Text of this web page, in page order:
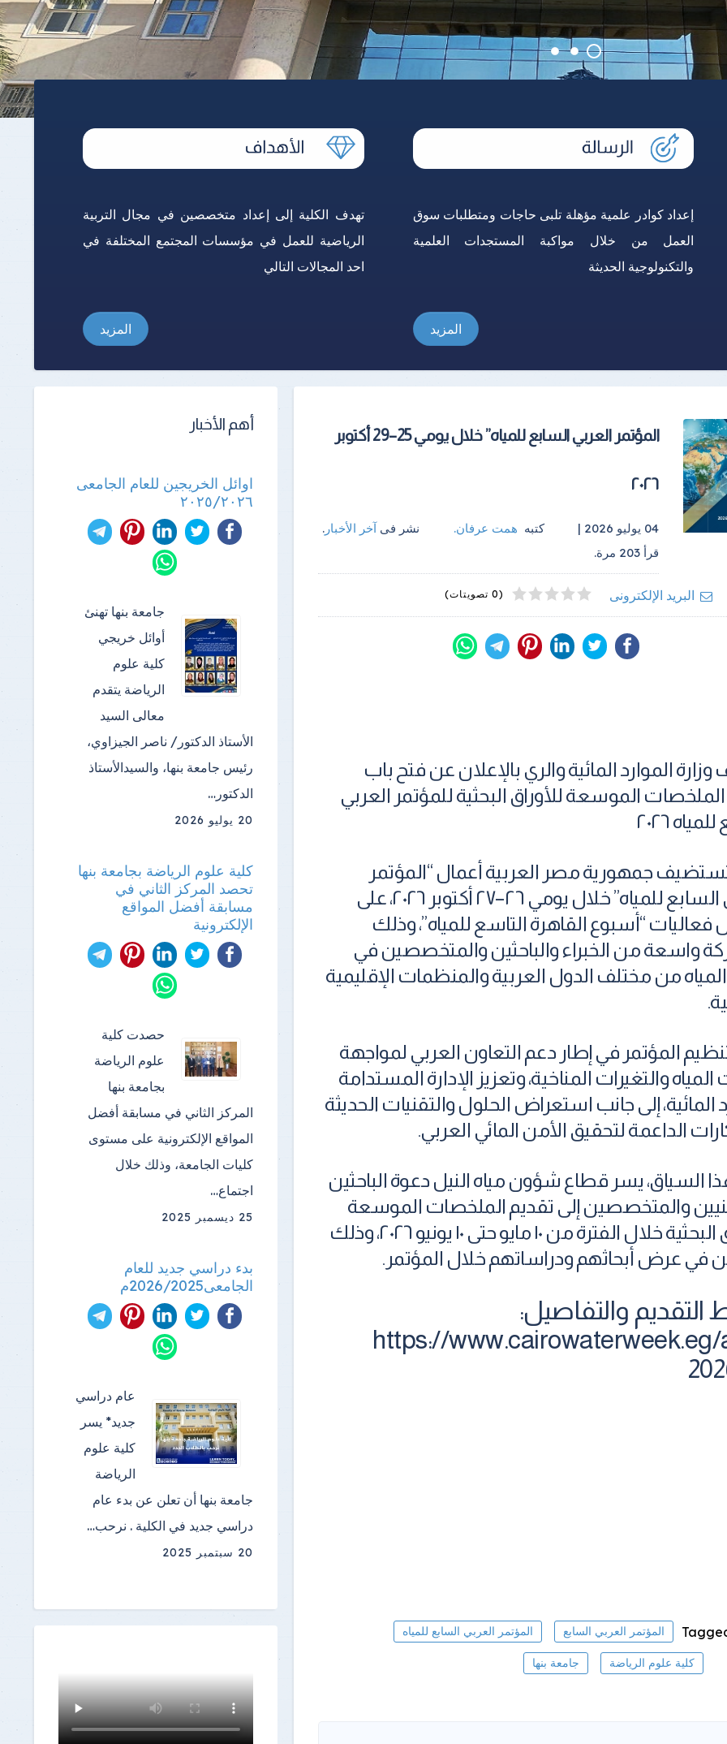
إعداد كوادر علمية مؤهلة تلبى حاجات ومتطلبات سوق
العمل من خلال مواكبة المستجدات العلمية
والتكنولوجية الحديثة
المزيد
تهدف الكلية إلى إعداد متخصصين في مجال التربية
الرياضية للعمل في مؤسسات المجتمع المختلفة في
احد المجالات التالي
المزيد
المؤتمر العربي السابع للمياه” خلال يومي 25–29 أكتوبر
٢٠٢٦
04 يوليو 2026 | كتبه همت عرفان. نشر فىآخر الأخبار .
قرأ 203 مرة.
البريد الإلكترونى 1
2
3
4
5 (0 تصويتات)
الموارد المائية والري بالإعلان عن فتح باب
الموسعة للأوراق البحثية للمؤتمر العربي
٢٠٢٦
جمهورية مصر العربية أعمال “المؤتمر
العربي السابع للمياه” خلال يومي ٢٦–٢٧ أكتوبر ٢٠٢٦، على
“أسبوع القاهرة التاسع للمياه”، وذلك
واسعة من الخبراء والباحثين والمتخصصين في
من مختلف الدول العربية والمنظمات الإقليمية
المؤتمر في إطار دعم التعاون العربي لمواجهة
المياه والتغيرات المناخية، وتعزيز الإدارة المستدامة
المائية، إلى جانب استعراض الحلول والتقنيات الحديثة
الداعمة لتحقيق الأمن المائي العربي.
السياق، يسر قطاع شؤون مياه النيل دعوة الباحثين
والمتخصصين إلى تقديم الملخصات الموسعة
للأوراق البحثية خلال الفترة من ١٠ مايو حتى ١٠ يونيو ٢٠٢٦، وذلك
في عرض أبحاثهم ودراساتهم خلال المؤتمر.
التقديم والتفاصيل:
https://www.cairowaterweek.eg/
المؤتمر العربي السابع المؤتمر العربي السابع للمياه
كلية علوم الرياضة جامعة بنها
أهم الأخبار
اوائل الخريجين للعام الجامعى
٢٠٢٥/٢٠٢٦
جامعة بنها تهنئ
أوائل خريجي
كلية علوم
الرياضة ​يتقدم
معالى السيد
الأستاذ الدكتور/ ناصر الجيزاوي،
رئيس جامعة بنها، والسيدالأستاذ
الدكتور…
20 يوليو 2026
كلية علوم الرياضة بجامعة بنها
تحصد المركز الثاني في
مسابقة أفضل المواقع
الإلكترونية
حصدت كلية
علوم الرياضة
بجامعة بنها
المركز الثاني في مسابقة أفضل
المواقع الإلكترونية على مستوى
كليات الجامعة، وذلك خلال
اجتماع…
25 ديسمبر 2025
بدء دراسي جديد للعام
الجامعى2026/2025م
عام دراسي
جديد* يسر
كلية علوم
الرياضة
جامعة بنها أن تعلن عن بدء عام
دراسي جديد في الكلية . نرحب…
20 سبتمبر 2025